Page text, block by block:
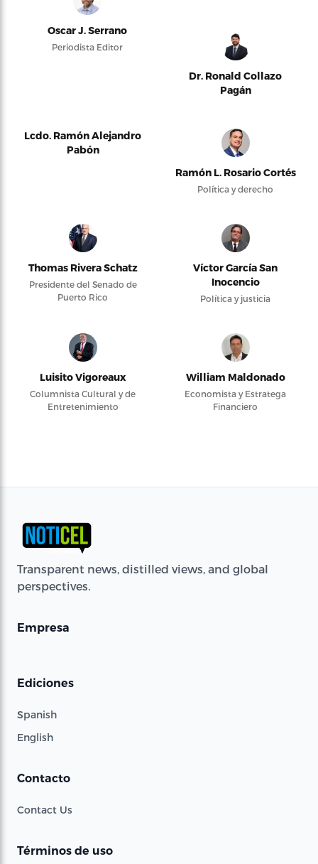
Oscar J. Serrano
Periodista Editor
Dr. Ronald Collazo
Pagán
Lcdo. Ramón Alejandro
Pabón
Ramón L. Rosario Cortés
Política y derecho
Thomas Rivera Schatz
Presidente del Senado de
Puerto Rico
Víctor García San
Inocencio
Política y justicia
Luisito Vigoreaux
Columnista Cultural y de
Entretenimiento
William Maldonado
Economista y Estratega
Financiero
Transparent news, distilled views, and global
perspectives.
Empresa
Ediciones
Spanish
English
Contacto
Contact Us
Términos de uso